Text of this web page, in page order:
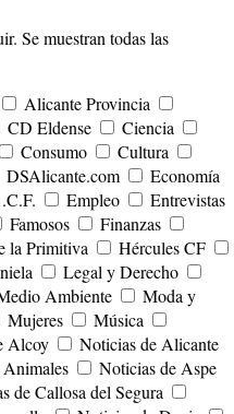
Se muestran todas las
Alicante Provincia
CD Eldense
Ciencia
Consumo
Cultura
DSAlicante.com
Economía
Empleo
Entrevistas
Famosos
Finanzas
la Primitiva
Hércules CF
Legal y Derecho
Ambiente
Moda y
Mujeres
Música
Alcoy
Noticias de Alicante
Noticias de Aspe
de Callosa del Segura